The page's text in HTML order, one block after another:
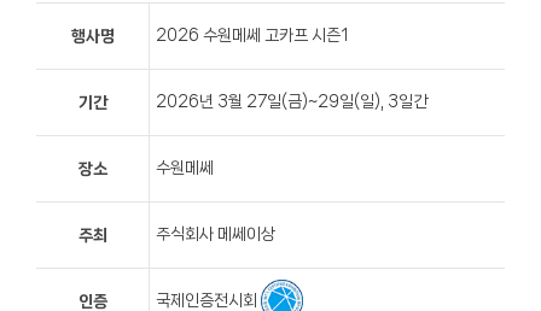
행사명 2026 수원메쎄 고카프 시즌1
기간 2026년 3월 27일(금)~29일(일), 3일간
장소 수원메쎄
주최 주식회사 메쎄이상
인증 국제인증전시회